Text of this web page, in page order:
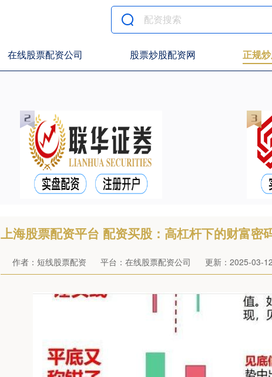
在线股票配资公司 股票炒股配资网 正规
上海股票配资平台 配资买股：高杠杆下的财富密
作者：短线股票配资 平台：在线股票配资公司 更新：2025-03-